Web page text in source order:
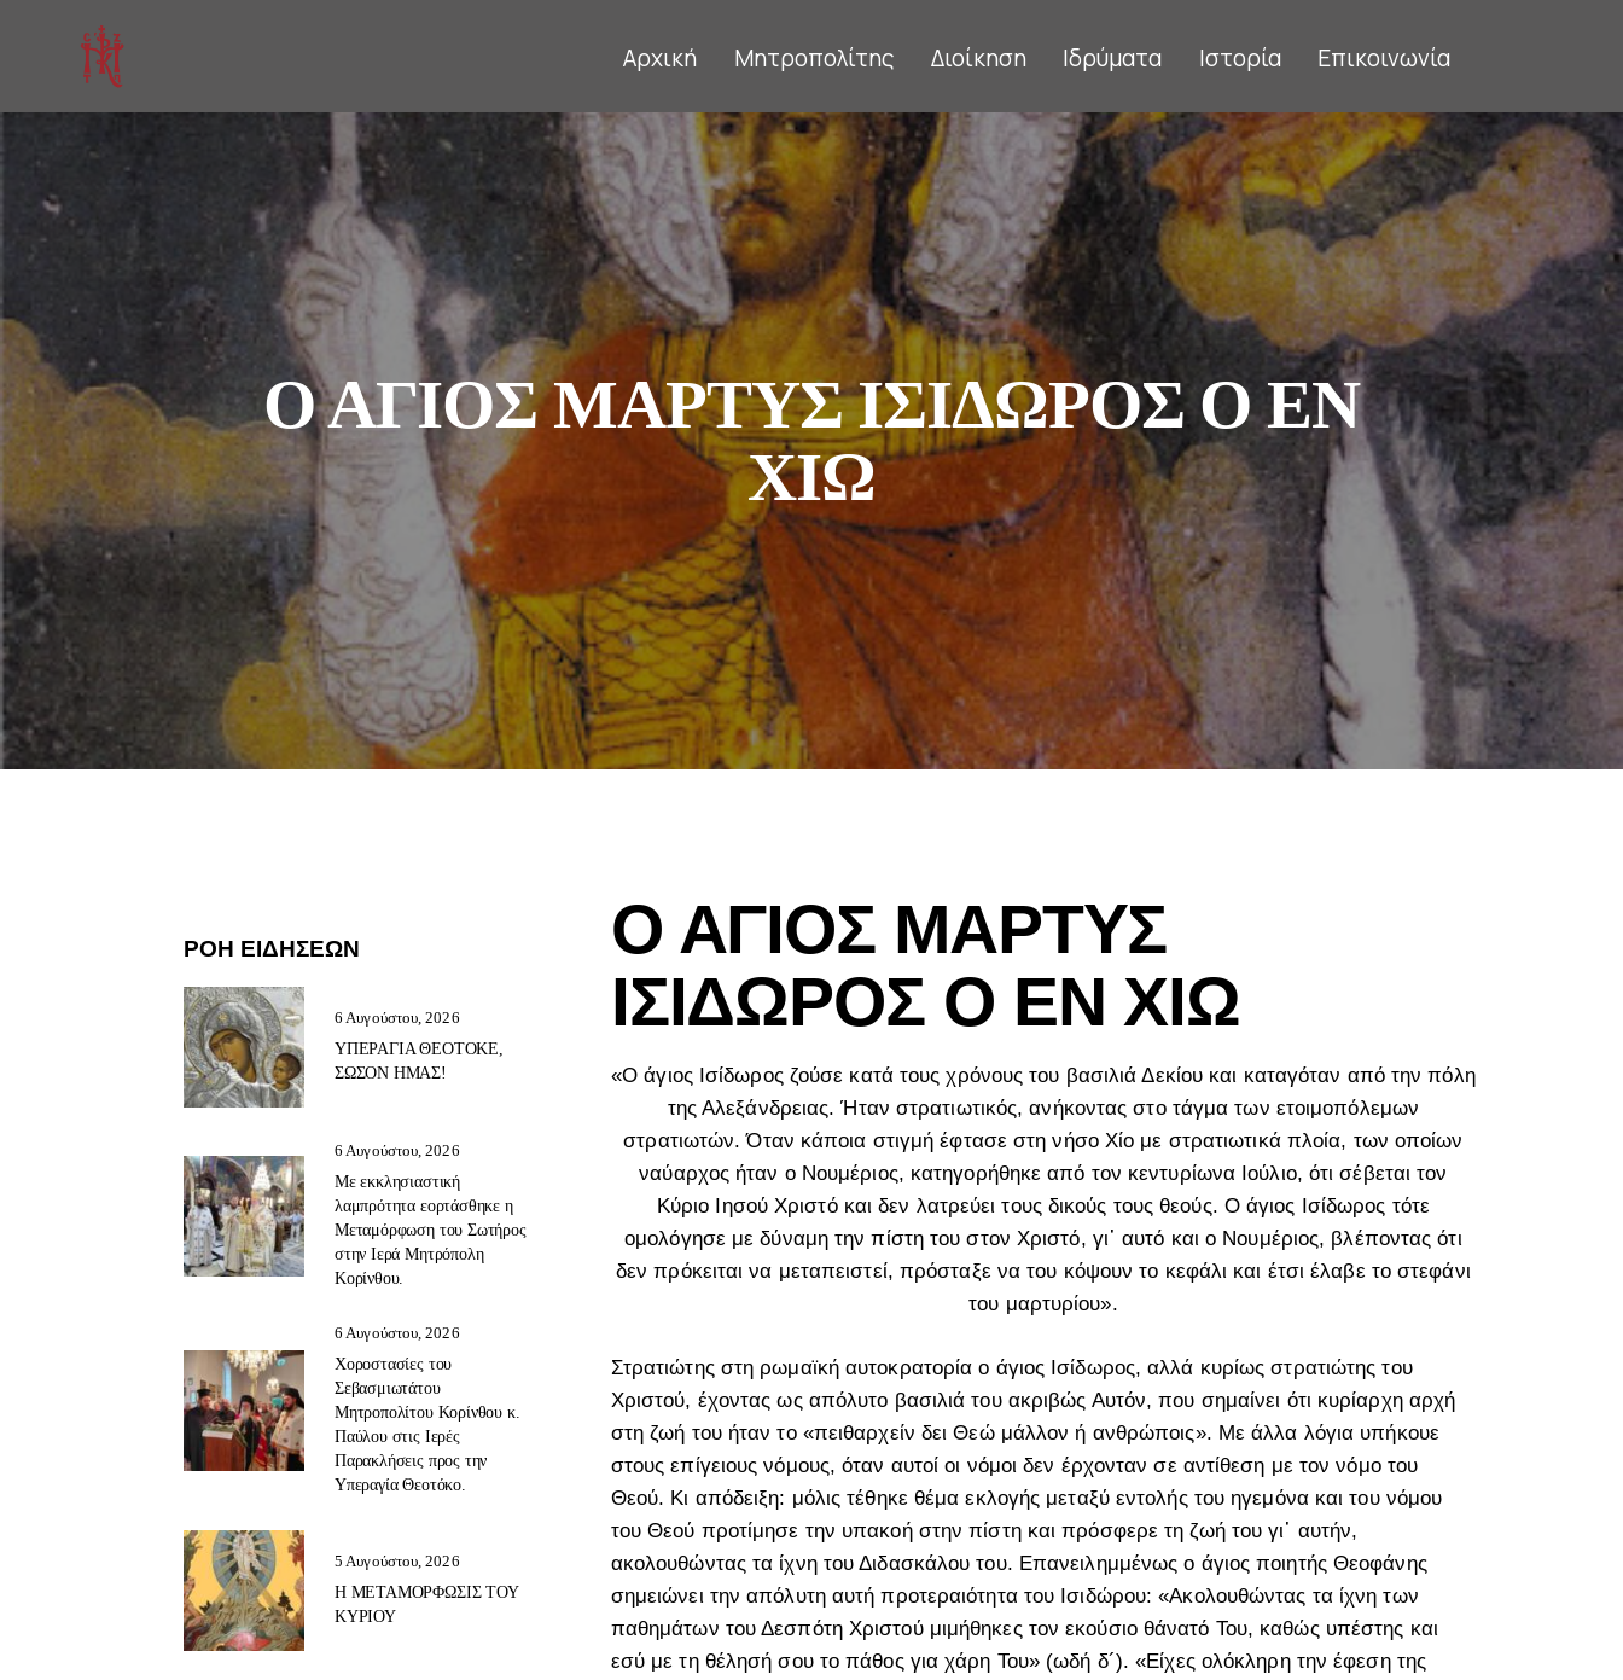
Αρχική Μητροπολίτης Διοίκηση Ιδρύματα Ιστορία Επικοινωνία
Ο ΑΓΙΟΣ ΜΑΡΤΥΣ ΙΣΙΔΩΡΟΣ Ο ΕΝ
ΧΙΩ
Ο ΑΓΙΟΣ ΜΑΡΤΥΣ
ΙΣΙΔΩΡΟΣ Ο ΕΝ ΧΙΩ
«O άγιος Ισίδωρος ζούσε κατά τους χρόνους του βασιλιά Δεκίου και καταγόταν από την πόλη
της Αλεξάνδρειας. Ήταν στρατιωτικός, ανήκοντας στο τάγμα των ετοιμοπόλεμων
στρατιωτών. Όταν κάποια στιγμή έφτασε στη νήσο Χίο με στρατιωτικά πλοία, των οποίων
ναύαρχος ήταν ο Νουμέριος, κατηγορήθηκε από τον κεντυρίωνα Ιούλιο, ότι σέβεται τον
Κύριο Ιησού Χριστό και δεν λατρεύει τους δικούς τους θεούς. Ο άγιος Ισίδωρος τότε
ομολόγησε με δύναμη την πίστη του στον Χριστό, γι᾽ αυτό και ο Νουμέριος, βλέποντας ότι
δεν πρόκειται να μεταπειστεί, πρόσταξε να του κόψουν το κεφάλι και έτσι έλαβε το στεφάνι
του μαρτυρίου».
Στρατιώτης στη ρωμαϊκή αυτοκρατορία ο άγιος Ισίδωρος, αλλά κυρίως στρατιώτης του
Χριστού, έχοντας ως απόλυτο βασιλιά του ακριβώς Αυτόν, που σημαίνει ότι κυρίαρχη αρχή
στη ζωή του ήταν το «πειθαρχείν δει Θεώ μάλλον ή ανθρώποις». Με άλλα λόγια υπήκουε
στους επίγειους νόμους, όταν αυτοί οι νόμοι δεν έρχονταν σε αντίθεση με τον νόμο του
Θεού. Κι απόδειξη: μόλις τέθηκε θέμα εκλογής μεταξύ εντολής του ηγεμόνα και του νόμου
του Θεού προτίμησε την υπακοή στην πίστη και πρόσφερε τη ζωή του γι᾽ αυτήν,
ακολουθώντας τα ίχνη του Διδασκάλου του. Επανειλημμένως ο άγιος ποιητής Θεοφάνης
σημειώνει την απόλυτη αυτή προτεραιότητα του Ισιδώρου: «Ακολουθώντας τα ίχνη των
παθημάτων του Δεσπότη Χριστού μιμήθηκες τον εκούσιο θάνατό Του, καθώς υπέστης και
εσύ με τη θέλησή σου το πάθος για χάρη Του» (ωδή δ´). «Είχες ολόκληρη την έφεση της
ΡΟΗ ΕΙΔΗΣΕΩΝ
6 Αυγούστου, 2026
ΥΠΕΡΑΓΙΑ ΘΕΟΤΟΚΕ,
ΣΩΣΟΝ ΗΜΑΣ!
6 Αυγούστου, 2026
Με εκκλησιαστική
λαμπρότητα εορτάσθηκε η
Μεταμόρφωση του Σωτήρος
στην Ιερά Μητρόπολη
Κορίνθου.
6 Αυγούστου, 2026
Χοροστασίες του
Σεβασμιωτάτου
Μητροπολίτου Κορίνθου κ.
Παύλου στις Ιερές
Παρακλήσεις προς την
Υπεραγία Θεοτόκο.
5 Αυγούστου, 2026
Η ΜΕΤΑΜΟΡΦΩΣΙΣ ΤΟΥ
ΚΥΡΙΟΥ